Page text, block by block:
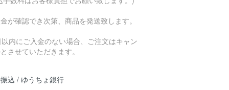
が確認でき次第、商品を発送致します。
内にご入金のない場合、ご注文はキャン
させていただきます。
込 / ゆうちょ銀行